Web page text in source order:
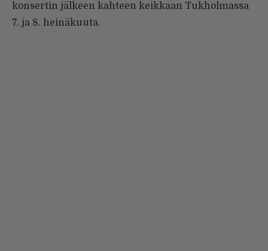
konsertin jälkeen kahteen keikkaan Tukholmassa
7. ja 8. heinäkuuta.